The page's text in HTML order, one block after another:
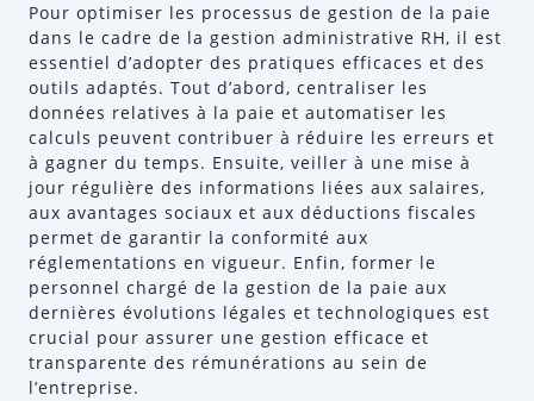
Pour optimiser les processus de gestion de la paie
dans le cadre de la gestion administrative RH, il est
essentiel d’adopter des pratiques efficaces et des
outils adaptés. Tout d’abord, centraliser les
données relatives à la paie et automatiser les
calculs peuvent contribuer à réduire les erreurs et
à gagner du temps. Ensuite, veiller à une mise à
jour régulière des informations liées aux salaires,
aux avantages sociaux et aux déductions fiscales
permet de garantir la conformité aux
réglementations en vigueur. Enfin, former le
personnel chargé de la gestion de la paie aux
dernières évolutions légales et technologiques est
crucial pour assurer une gestion efficace et
transparente des rémunérations au sein de
l’entreprise.